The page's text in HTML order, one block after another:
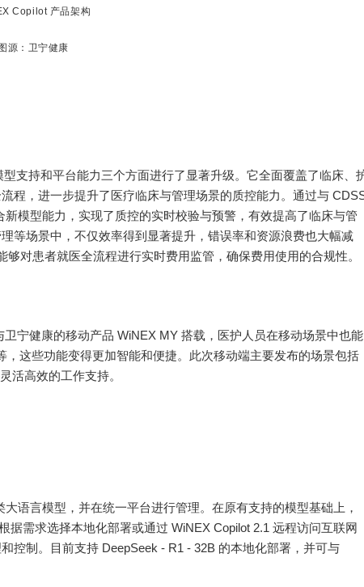
Copilot 产品架构
图源：卫宁健康
支持和平台能力三个方面进行了显著升级。它全面覆盖了临床、
程，进一步提升了医疗临床与管理场景的质控能力。通过与
模型能力，实现了质控的实时校验与预警，有效提高了临床与管
等场景中，不仅效率得到显著提升，错误率和资源浪费也大幅减
对患者就医全流程进行实时费用监管，确保费用使用的合规性。
宁健康的移动产品 WiNEX MY 搭载，医护人员在移动场景中也能
这些功能变得更加智能和便捷。此次移动端主要发布的场景包括
活高效的工作支持。
语言模型，并在统一平台进行管理。在原有支持的模型基础上，
据需求选择本地化部署或通过 WiNEX Copilot 2.1 远程访问互联网
控制。目前支持 DeepSeek - R1 - 32B 的本地化部署，并可与